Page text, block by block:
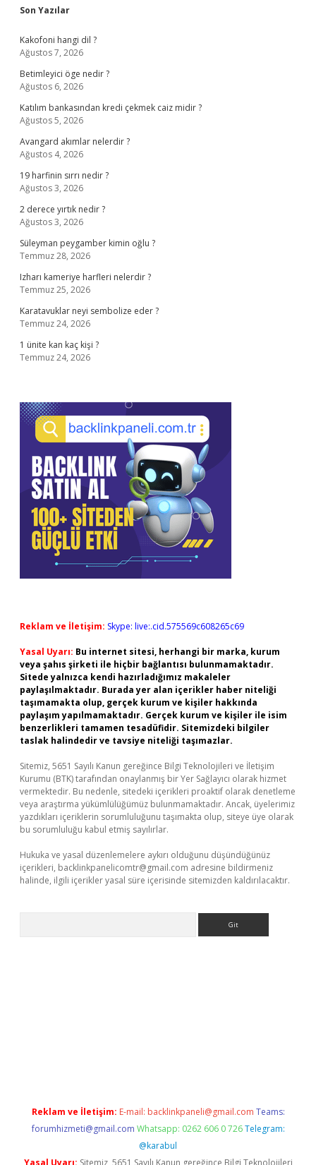
Sidebar
Son Yazılar
Kakofoni hangi dil ?
Ağustos 7, 2026
Betimleyici öge nedir ?
Ağustos 6, 2026
Katılım bankasından kredi çekmek caiz midir ?
Ağustos 5, 2026
Avangard akımlar nelerdir ?
Ağustos 4, 2026
19 harfinin sırrı nedir ?
Ağustos 3, 2026
2 derece yırtık nedir ?
Ağustos 3, 2026
Süleyman peygamber kimin oğlu ?
Temmuz 28, 2026
Izharı kameriye harfleri nelerdir ?
Temmuz 25, 2026
Karatavuklar neyi sembolize eder ?
Temmuz 24, 2026
1 ünite kan kaç kişi ?
Temmuz 24, 2026
Reklam ve İletişim: Skype: live:.cid.575569c608265c69
Yasal Uyarı: Bu internet sitesi, herhangi bir marka, kurum
veya şahıs şirketi ile hiçbir bağlantısı bulunmamaktadır.
Sitede yalnızca kendi hazırladığımız makaleler
paylaşılmaktadır. Burada yer alan içerikler haber niteliği
taşımamakta olup, gerçek kurum ve kişiler hakkında
paylaşım yapılmamaktadır. Gerçek kurum ve kişiler ile isim
benzerlikleri tamamen tesadüfidir. Sitemizdeki bilgiler
taslak halindedir ve tavsiye niteliği taşımazlar.
Sitemiz, 5651 Sayılı Kanun gereğince Bilgi Teknolojileri ve İletişim
Kurumu (BTK) tarafından onaylanmış bir Yer Sağlayıcı olarak hizmet
vermektedir. Bu nedenle, sitedeki içerikleri proaktif olarak denetleme
veya araştırma yükümlülüğümüz bulunmamaktadır. Ancak, üyelerimiz
yazdıkları içeriklerin sorumluluğunu taşımakta olup, siteye üye olarak
bu sorumluluğu kabul etmiş sayılırlar.
Hukuka ve yasal düzenlemelere aykırı olduğunu düşündüğünüz
içerikleri, backlinkpanelicomtr@gmail.com adresine bildirmeniz
halinde, ilgili içerikler yasal süre içerisinde sitemizden kaldırılacaktır.
Reklam ve İletişim: E-mail: backlinkpaneli@gmail.com Teams:
forumhizmeti@gmail.com Whatsapp: 0262 606 0 726 Telegram:
@karabul
Yasal Uyarı: Sitemiz, 5651 Sayılı Kanun gereğince Bilgi Teknolojileri